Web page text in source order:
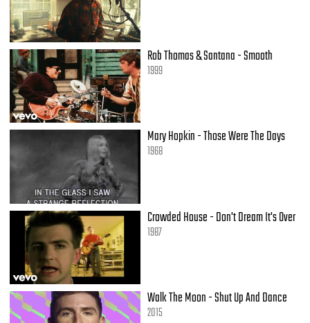
Rob Thomas & Santana - Smooth
1999
Mary Hopkin - Those Were The Days
1968
Crowded House - Don't Dream It's Over
1987
Walk The Moon - Shut Up And Dance
2015